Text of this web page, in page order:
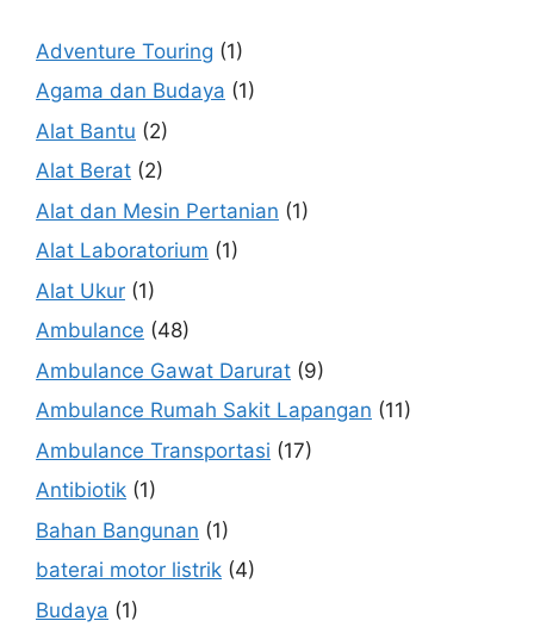
Adventure Touring (1)
Agama dan Budaya (1)
Alat Bantu (2)
Alat Berat (2)
Alat dan Mesin Pertanian (1)
Alat Laboratorium (1)
Alat Ukur (1)
Ambulance (48)
Ambulance Gawat Darurat (9)
Ambulance Rumah Sakit Lapangan (11)
Ambulance Transportasi (17)
Antibiotik (1)
Bahan Bangunan (1)
baterai motor listrik (4)
Budaya (1)